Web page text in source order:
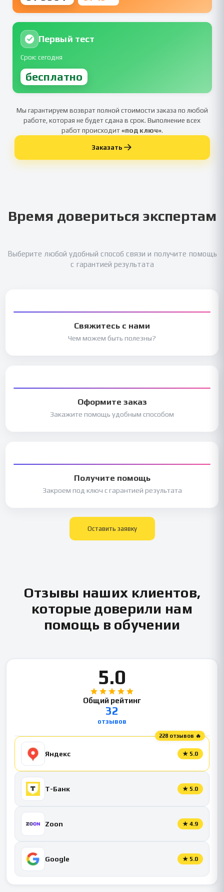
Первый тест
Срок: сегодня
бесплатно
Мы гарантируем возврат полной стоимости заказа по любой
работе, которая не будет сдана в срок. Выполнение всех
работ происходит«под ключ».
Заказать
Время довериться экспертам
Выберите любой удобный способ связи и получите помощь
с гарантией результата
Свяжитесь с нами
Чем можем быть полезны?
Оформите заказ
Закажите помощь удобным способом
Получите помощь
Закроем под ключ с гарантией результата
Оставить заявку
Отзывы наших клиентов,
которые доверили нам
помощь в обучении
5.0
Общий рейтинг
32
отзывов
228 отзывов 🔥
Яндекс ★ 5.0
Т-Банк ★ 5.0
Zoon ★ 4.9
Google ★ 5.0